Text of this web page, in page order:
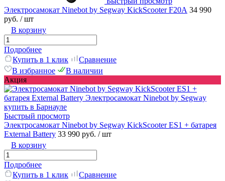
Электросамокат Ninebot by Segway KickScooter F20А 34 990
руб. / шт
В корзину
Подробнее
Купить в 1 клик
Сравнение
В избранное
В наличии
Акция
Быстрый просмотр
Электросамокат Ninebot by Segway KickScooter ES1 + батарея
External Battery 33 990 руб. / шт
В корзину
Подробнее
Купить в 1 клик
Сравнение